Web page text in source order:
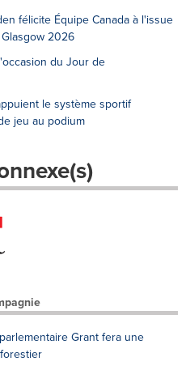
félicite Équipe Canada à l'issue
2026
du Jour de
le système sportif
jeu au podium
Grant fera une